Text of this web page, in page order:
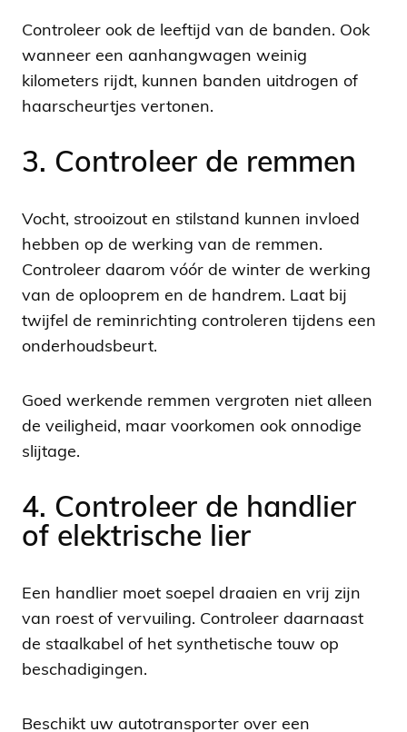
Controleer ook de leeftijd van de banden. Ook
wanneer een aanhangwagen weinig
kilometers rijdt, kunnen banden uitdrogen of
haarscheurtjes vertonen.
3. Controleer de remmen
Vocht, strooizout en stilstand kunnen invloed
hebben op de werking van de remmen.
Controleer daarom vóór de winter de werking
van de oplooprem en de handrem. Laat bij
twijfel de reminrichting controleren tijdens een
onderhoudsbeurt.
Goed werkende remmen vergroten niet alleen
de veiligheid, maar voorkomen ook onnodige
slijtage.
4. Controleer de handlier
of elektrische lier
Een handlier moet soepel draaien en vrij zijn
van roest of vervuiling. Controleer daarnaast
de staalkabel of het synthetische touw op
beschadigingen.
Beschikt uw autotransporter over een